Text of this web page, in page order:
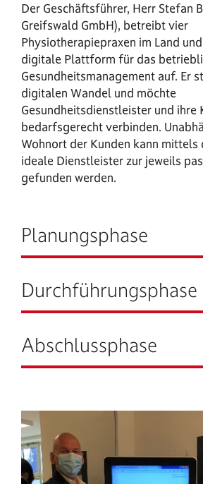
Der Geschäftsführer, Herr Stefan
Greifswald GmbH), betreibt vier
Physiotherapiepraxen im Land
digitale Plattform für das
Gesundheitsmanagement auf. Er
digitalen Wandel und möchte
Gesundheitsdienstleister und ihre
bedarfsgerecht verbinden.
Wohnort der Kunden kann
ideale Dienstleister zur jeweils
gefunden werden.
Planungsphase
Durchführungsphase
Abschlussphase